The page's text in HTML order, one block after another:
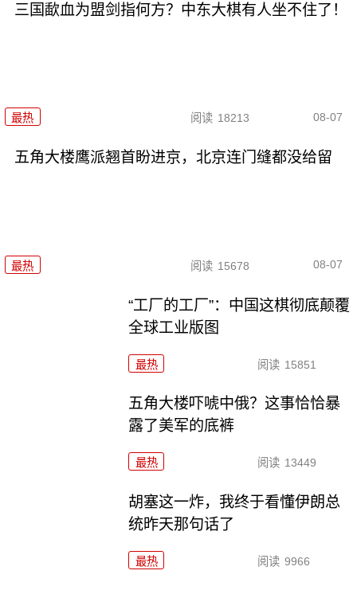
三国歃血为盟剑指何方？中东大棋有人坐不住了！
最热 阅读 18213 08-07
五角大楼鹰派翘首盼进京，北京连门缝都没给留
最热 阅读 15678 08-07
“工厂的工厂”：中国这棋彻底颠覆
全球工业版图
最热 阅读 15851
五角大楼吓唬中俄？这事恰恰暴
露了美军的底裤
最热 阅读 13449
胡塞这一炸，我终于看懂伊朗总
统昨天那句话了
最热 阅读 9966